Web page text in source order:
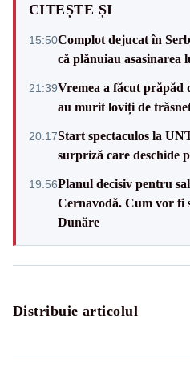
CITEȘTE ȘI
15:50Complot dejucat în
că plănuiau asasinarea
21:39Vremea a făcut prăpăd
au murit loviți de
20:17Start spectaculos la
surpriză care deschide
19:56Planul decisiv pentru
Cernavodă. Cum vor fi
Dunăre
Distribuie articolul